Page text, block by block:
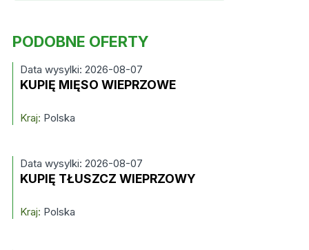
PODOBNE OFERTY
Data wysylki: 2026-08-07
KUPIĘ MIĘSO WIEPRZOWE
Kraj: Polska
Data wysylki: 2026-08-07
KUPIĘ TŁUSZCZ WIEPRZOWY
Kraj: Polska